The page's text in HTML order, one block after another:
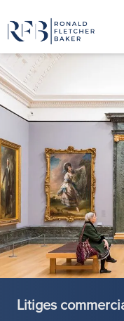
Aller au contenu
Litiges